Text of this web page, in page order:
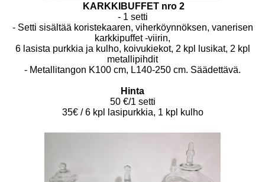
KARKKIBUFFET nro 2
- 1 setti
- Setti sisältää koristekaaren, viherköynnöksen, vanerisen
karkkipuffet -viirin,
6 lasista purkkia ja kulho, koivukiekot, 2 kpl lusikat, 2 kpl
metallipihdit
- Metallitangon K100 cm, L140-250 cm. Säädettävä.
Hinta
50 €/1 setti
35€ / 6 kpl lasipurkkia, 1 kpl kulho